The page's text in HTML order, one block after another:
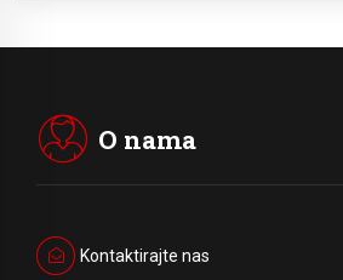
O nama
Kontaktirajte nas